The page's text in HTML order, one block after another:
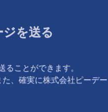
を送る
ことができます。
、確実に株式会社ピーデ